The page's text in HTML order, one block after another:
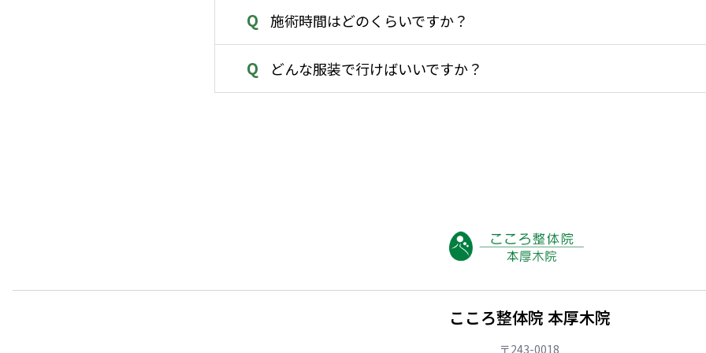
Q 施術時間はどのくらいですか？
Q どんな服装で行けばいいですか？
こころ整体院 本厚木院
〒243-0018